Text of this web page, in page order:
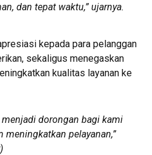
dan tepat waktu,” ujarnya.
kepada para pelanggan
sekaligus menegaskan
kualitas layanan ke
menjadi dorongan bagi kami
meningkatkan pelayanan,”